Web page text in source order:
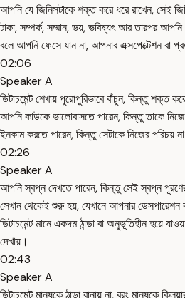
আপনি যে জিনিসটাকে শক্ত করে ধরে রাখেন, সেই
টাকা, সম্পর্ক, সম্মান, ভয়, ভবিষ্যৎ আর তারপর
বলে আপনি ফেসে যান না, আপনার এক্সপেক্টেশন বা
02:06
Speaker A
ডিটাচমেন্ট শেখায় পুরোপুরিভাবে বাঁচুন, কিন্তু শক্ত
আপনি কাউকে ভালোবাসতে পারেন, কিন্তু তাকে
ইনকাম করতে পারেন, কিন্তু সেটাকে নিজের পরিচয়
02:26
Speaker A
আপনি স্বপ্ন দেখতে পারেন, কিন্তু সেই স্বপ্ন
সেখান থেকেই শুরু হয়, যেখানে আপনার ডেসপারেশন
ডিটাচমেন্ট মানে একদম ঠান্ডা বা অনুভূতিহীন হয়ে
দেখায়।
02:43
Speaker A
ডিটাচমেন্ট মানুষকে ঠান্ডা বানায় না, বরং মানুষকে